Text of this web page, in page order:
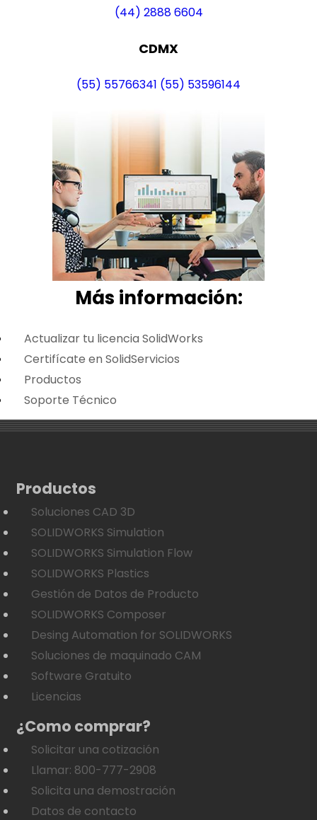
(44) 2888 6604
CDMX
(55) 55766341 (55) 53596144
Más información:
Actualizar tu licencia SolidWorks
Certifícate en SolidServicios
Productos
Soporte Técnico
Productos
Soluciones CAD 3D
SOLIDWORKS Simulation
SOLIDWORKS Simulation Flow
SOLIDWORKS Plastics
Gestión de Datos de Producto
SOLIDWORKS Composer
Desing Automation for SOLIDWORKS
Soluciones de maquinado CAM
Software Gratuito
Licencias
¿Como comprar?
Solicitar una cotización
Llamar: 800-777-2908
Solicita una demostración
Datos de contacto